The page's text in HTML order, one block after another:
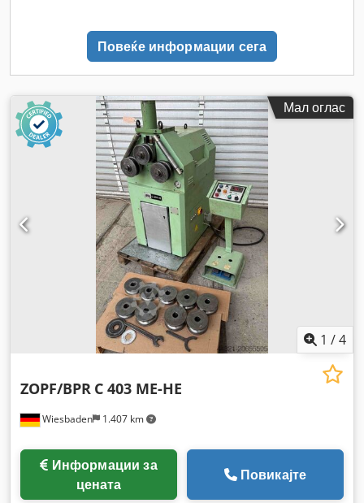
Повеќе информации сега
Мал оглас
1 /4
Wiesbaden 1.407 km
ZOPF/BPR C 403 ME-HE
цената
Повикајте